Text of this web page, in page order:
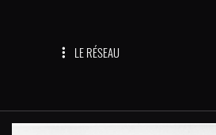
LE RÉSEAU